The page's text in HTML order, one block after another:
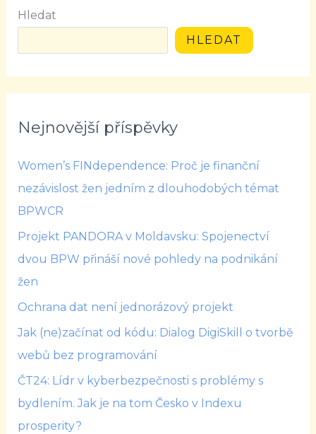
Hledat
HLEDAT
Nejnovější příspěvky
Women’s FINdependence: Proč je finanční
nezávislost žen jedním z dlouhodobých témat
BPWCR
Projekt PANDORA v Moldavsku: Spojenectví
dvou BPW přináší nové pohledy na podnikání
žen
Ochrana dat není jednorázový projekt
Jak (ne)začínat od kódu: Dialog DigiSkill o tvorbě
webů bez programování
ČT24: Lídr v kyberbezpečnosti s problémy s
bydlením. Jak je na tom Česko v Indexu
prosperity?